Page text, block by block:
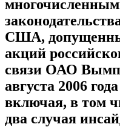
США,
акций
связи ОАО
августа 2006
включая, в том
два случая